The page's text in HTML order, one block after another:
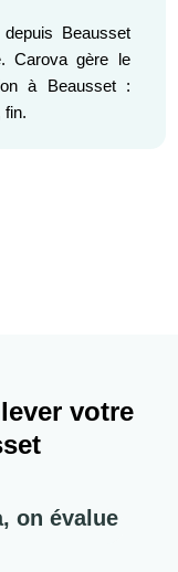
Beausset
Carova gère le
à Beausset :
fin.
votre
on évalue